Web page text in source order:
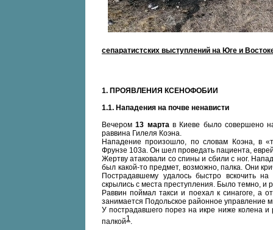
сепаратистских выступлений на Юге и
1. ПРОЯВЛЕНИЯ КСЕНОФОБИИ
1.1. Нападения на почве ненависти
Вечером13 мартав Киеве было совершено
раввина Гилеля Коэна.
Нападение произошло, по словам Коэна, в
Фрунзе 103а. Он шел проведать пациента,
Жертву атаковали со спины и сбили с ног.
был какой-то предмет, возможно, палка. Они
Пострадавшему удалось быстро вскочить
скрылись с места преступления. Было темно, и
Раввин поймал такси и поехал к синагоге, а
занимается Подольское районное управление
У пострадавшего порез на икре ниже колена и
палкой1.